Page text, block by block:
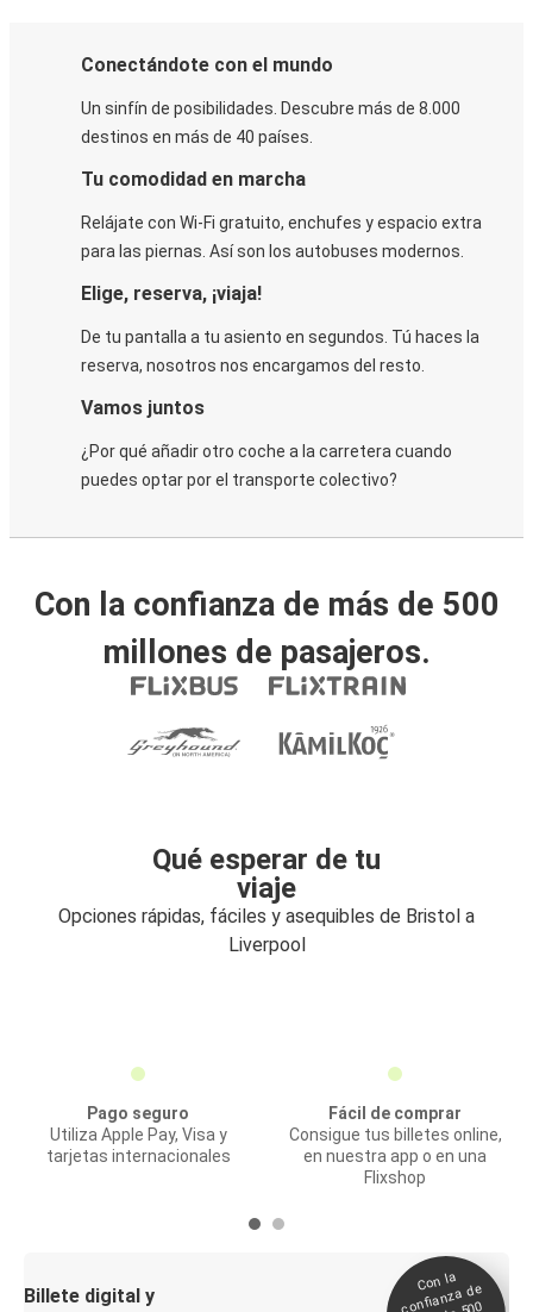
Conectándote con el mundo
Un sinfín de posibilidades. Descubre más de 8.000
destinos en más de 40 países.
Tu comodidad en marcha
Relájate con Wi-Fi gratuito, enchufes y espacio extra
para las piernas. Así son los autobuses modernos.
Elige, reserva, ¡viaja!
De tu pantalla a tu asiento en segundos. Tú haces la
reserva, nosotros nos encargamos del resto.
Vamos juntos
¿Por qué añadir otro coche a la carretera cuando
puedes optar por el transporte colectivo?
Con la confianza de más de 500
millones de pasajeros.
Qué esperar de tu
viaje
Opciones rápidas, fáciles y asequibles de Bristol a
Liverpool
Pago seguro
Utiliza Apple Pay, Visa y
tarjetas internacionales
Fácil de comprar
Consigue tus billetes online,
en nuestra app o en una
Flixshop
Billete digital y
Con la
confianza de